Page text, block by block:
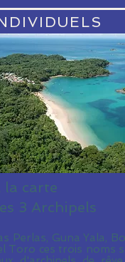
la carte
3 Archipels
Perlas, Guna Yala,
Toro ces trois noms